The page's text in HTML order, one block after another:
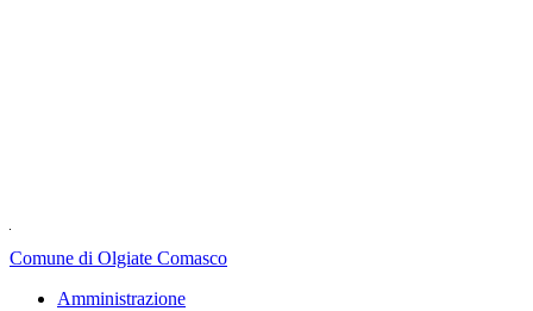
Comune di Olgiate Comasco
Amministrazione